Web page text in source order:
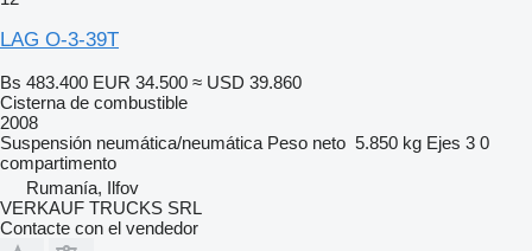
LAG O-3-39T
Bs 483.400 EUR 34.500 ≈ USD 39.860
Cisterna de combustible
2008
Suspensión neumática/neumática Peso neto 5.850 kg Ejes 3 0
compartimento
Rumanía, Ilfov
VERKAUF TRUCKS SRL
Contacte con el vendedor